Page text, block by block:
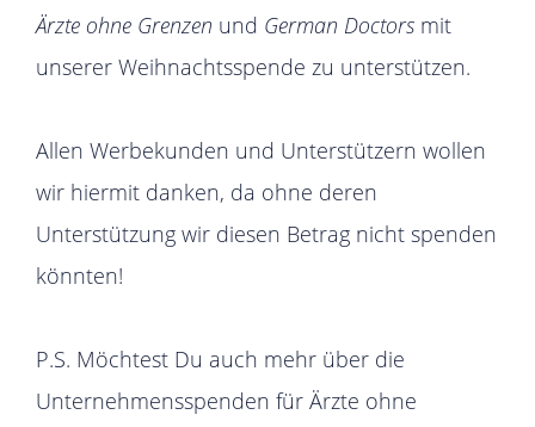
Ärzte ohne Grenzen und German Doctors mit
unserer Weihnachtsspende zu unterstützen.
Allen Werbekunden und Unterstützern wollen
wir hiermit danken, da ohne deren
Unterstützung wir diesen Betrag nicht spenden
könnten!
P.S. Möchtest Du auch mehr über die
Unternehmensspenden für Ärzte ohne